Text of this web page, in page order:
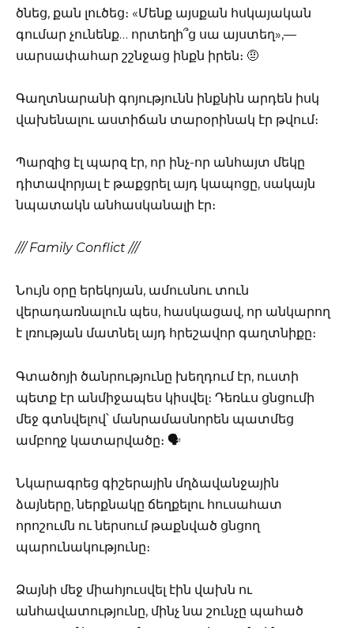
ծնեց, քան լուծեց։ «Մենք այսքան հսկայական
գումար չունենք… որտեղի՞ց սա այստեղ»,—
սարսափահար շշնջաց ինքն իրեն։ 🤨
Գաղտնարանի գոյությունն ինքնին արդեն իսկ
վախենալու աստիճան տարօրինակ էր թվում։
Պարզից էլ պարզ էր, որ ինչ-որ անհայտ մեկը
դիտավորյալ է թաքցրել այդ կապոցը, սակայն
նպատակն անհասկանալի էր։
/// Family Conflict ///
Նույն օրը երեկոյան, ամուսնու տուն
վերադառնալուն պես, հասկացավ, որ անկարող
է լռության մատնել այդ հրեշավոր գաղտնիքը։
Գտածոյի ծանրությունը խեղդում էր, ուստի
պետք էր անմիջապես կիսվել։ Դեռևս ցնցումի
մեջ գտնվելով՝ մանրամասնորեն պատմեց
ամբողջ կատարվածը։ 🗣️
Նկարագրեց գիշերային մղձավանջային
ձայները, ներքնակը ճեղքելու հուսահատ
որոշումն ու ներսում թաքնված ցնցող
պարունակությունը։
Ձայնի մեջ միահյուսվել էին վախն ու
անհավատությունը, մինչ նա շունչը պահած